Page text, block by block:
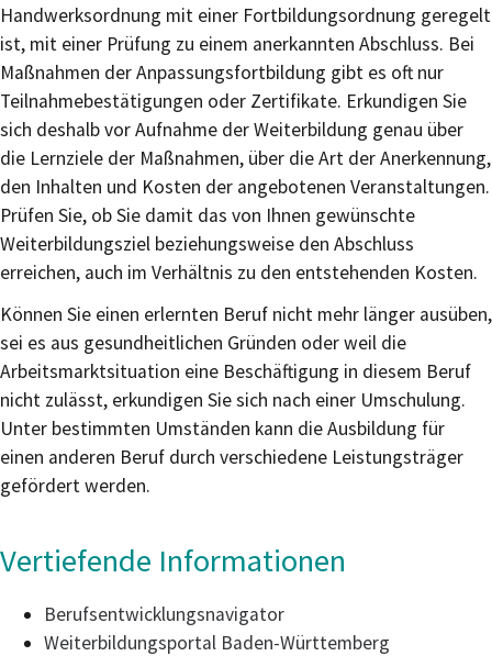
Handwerksordnung mit einer Fortbildungsordnung geregelt
ist, mit einer Prüfung zu einem anerkannten Abschluss. Bei
Maßnahmen der Anpassungsfortbildung gibt es oft nur
Teilnahmebestätigungen oder Zertifikate. Erkundigen Sie
sich deshalb vor Aufnahme der Weiterbildung genau über
die Lernziele der Maßnahmen, über die Art der Anerkennung,
den Inhalten und Kosten der angebotenen Veranstaltungen.
Prüfen Sie, ob Sie damit das von Ihnen gewünschte
Weiterbildungsziel beziehungsweise den Abschluss
erreichen, auch im Verhältnis zu den entstehenden Kosten.
Können Sie einen erlernten Beruf nicht mehr länger ausüben,
sei es aus gesundheitlichen Gründen oder weil die
Arbeitsmarktsituation eine Beschäftigung in diesem Beruf
nicht zulässt, erkundigen Sie sich nach einer Umschulung.
Unter bestimmten Umständen kann die Ausbildung für
einen anderen Beruf durch verschiedene Leistungsträger
gefördert werden.
Vertiefende Informationen
Berufsentwicklungsnavigator
Weiterbildungsportal Baden-Württemberg